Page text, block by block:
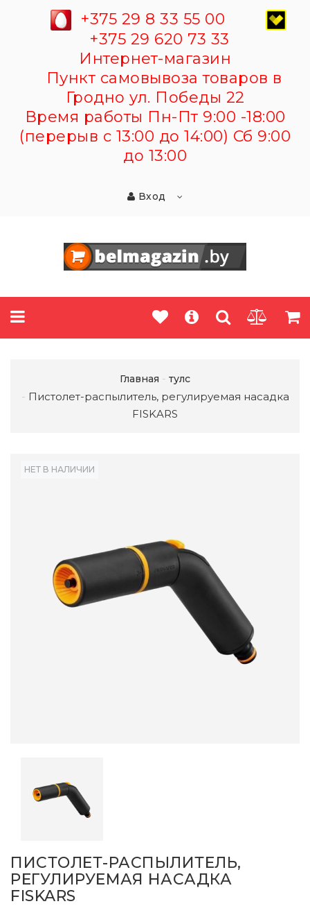
+375 29 8 33 55 00
+375 29 620 73 33
Интернет-магазин
Пункт самовывоза товаров в
Гродно ул. Победы 22
Время работы Пн-Пт 9:00 -18:00
(перерыв с 13:00 до 14:00) Сб 9:00
до 13:00
Вход
Главная тулс
Пистолет-распылитель, регулируемая насадка
FISKARS
НЕТ В НАЛИЧИИ
ПИСТОЛЕТ-РАСПЫЛИТЕЛЬ,
РЕГУЛИРУЕМАЯ НАСАДКА
FISKARS